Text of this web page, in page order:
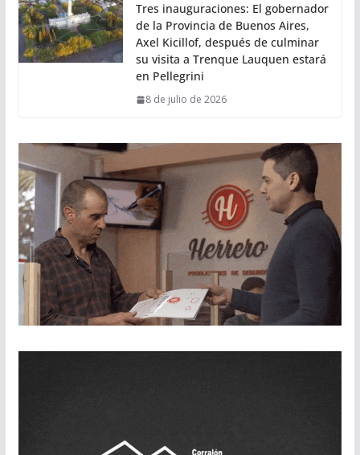
Tres inauguraciones: El gobernador
de la Provincia de Buenos Aires,
Axel Kicillof, después de culminar
su visita a Trenque Lauquen estará
en Pellegrini
8 de julio de 2026